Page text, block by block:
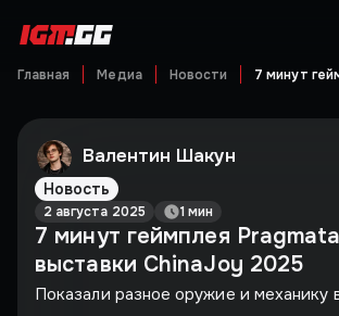
Главная Медиа Новости 7 минут
Валентин Шакун
Новость
2 августа 2025 1 мин
7 минут геймплея
выставки ChinaJoy 2025
Показали разное оружие и механику